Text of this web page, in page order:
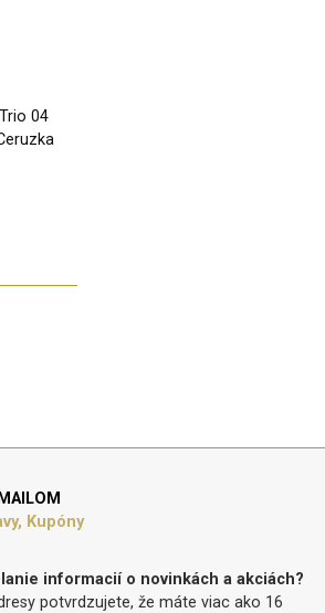
04
Kupóny
informacií o novinkách a akciách?
potvrdzujete, že máte viac ako 16